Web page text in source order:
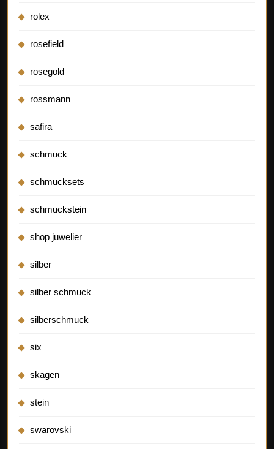
rolex
rosefield
rosegold
rossmann
safira
schmuck
schmucksets
schmuckstein
shop juwelier
silber
silber schmuck
silberschmuck
six
skagen
stein
swarovski